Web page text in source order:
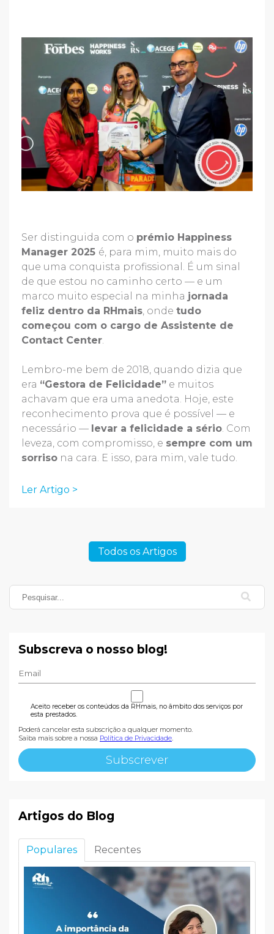
Ser distinguida com o prémio Happiness
Manager 2025 é, para mim, muito mais do
que uma conquista profissional. É um sinal
de que estou no caminho certo — e um
marco muito especial na minha jornada
feliz dentro da RHmais, onde tudo
começou com o cargo de Assistente de
Contact Center.
Lembro-me bem de 2018, quando dizia que
era “Gestora de Felicidade” e muitos
achavam que era uma anedota. Hoje, este
reconhecimento prova que é possível — e
necessário — levar a felicidade a sério. Com
leveza, com compromisso, e sempre com um
sorriso na cara. E isso, para mim, vale tudo.
Ler Artigo >
Todos os Artigos
Subscreva o nosso blog!
Aceito receber os conteúdos da RHmais, no âmbito dos serviços por
esta prestados.
Poderá cancelar esta subscrição a qualquer momento.
Saiba mais sobre a nossa Política de Privacidade.
Artigos do Blog
Populares Recentes